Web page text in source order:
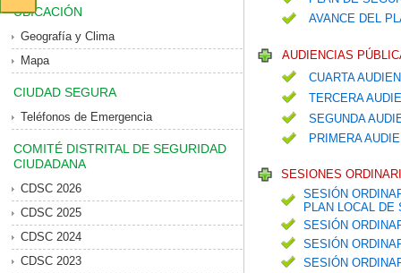
UBICACIÓN
Geografía y Clima
Mapa
CIUDAD SEGURA
Teléfonos de Emergencia
COMITÉ DISTRITAL DE SEGURIDAD
CIUDADANA
CDSC 2026
CDSC 2025
CDSC 2024
CDSC 2023
AVANCE DEL
AUDIENCIAS
CUARTA
TERCERA
SEGUNDA
PRIMERA
SESIONES
SESIÓN
PLAN LOCAL DE
SESIÓN
SESIÓN
SESIÓN